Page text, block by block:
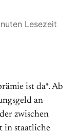
Lesezeit
ist da*. Ab
an
zwischen
in staatliche